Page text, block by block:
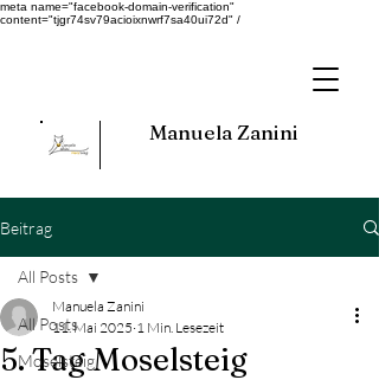
meta name="facebook-domain-verification"
content="tjgr74sv79acioixnwrf7sa40ui72d" /
Manuela Zanini
Beitrag
All Posts
Moselsteig
All Posts
5. Tag Moselsteig
Manuela Zanini
11. Mai 2025 1 Min. Lesezeit